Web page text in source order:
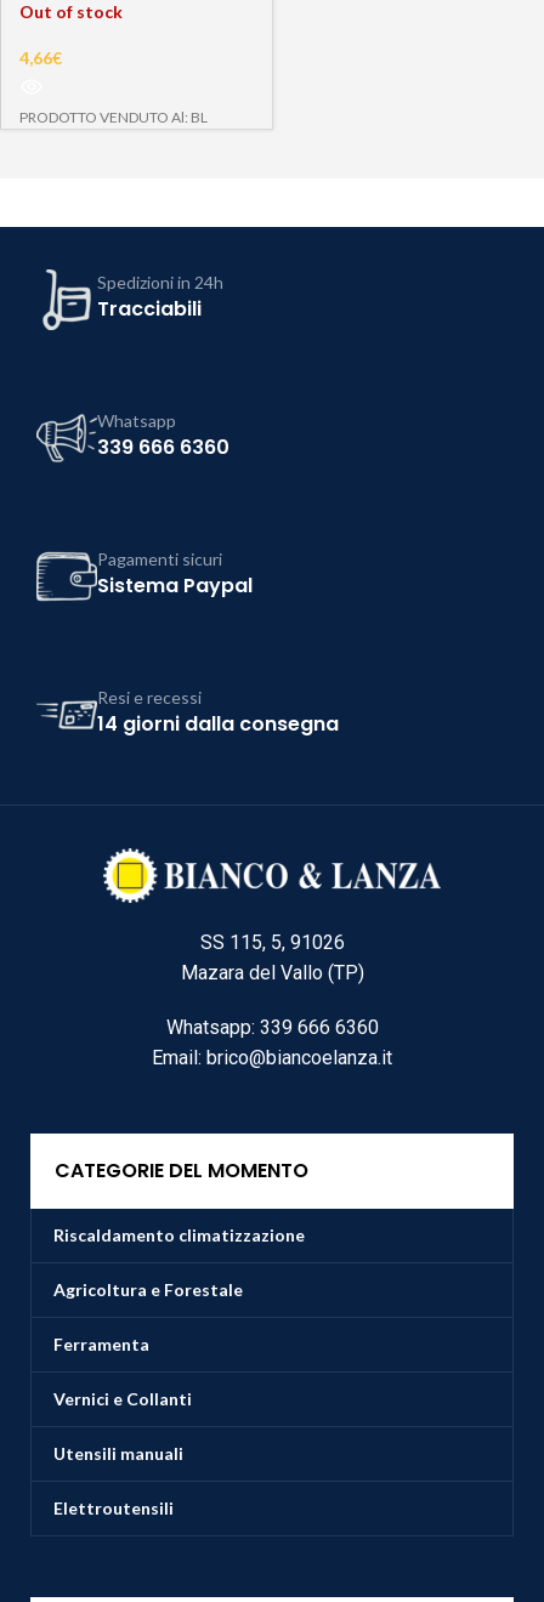
Out of stock
4,66€
PRODOTTO VENDUTO Al: BL
Spedizioni in 24h
Tracciabili
Whatsapp
339 666 6360
Pagamenti sicuri
Sistema Paypal
Resi e recessi
14 giorni dalla consegna
SS 115, 5, 91026
Mazara del Vallo (TP)
Whatsapp: 339 666 6360
Email: brico@biancoelanza.it
CATEGORIE DEL MOMENTO
Riscaldamento climatizzazione
Agricoltura e Forestale
Ferramenta
Vernici e Collanti
Utensili manuali
Elettroutensili